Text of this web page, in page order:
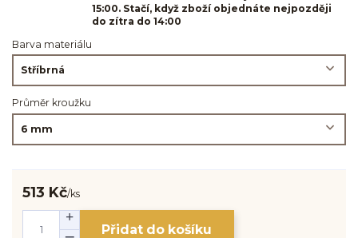
15:00. Stačí, když zboží objednáte nejpozději
do zítra do 14:00
Barva materiálu
Průměr kroužku
513 Kč/ks
Přidat do košíku